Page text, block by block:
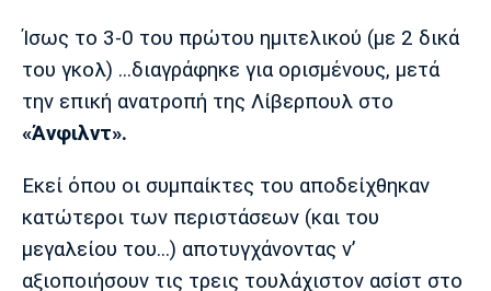
Ίσως το 3-0 του πρώτου ημιτελικού (με 2 δικά
του γκολ) ...διαγράφηκε για ορισμένους, μετά
την επική ανατροπή της Λίβερπουλ στο
«Άνφιλντ».
Εκεί όπου οι συμπαίκτες του αποδείχθηκαν
κατώτεροι των περιστάσεων (και του
μεγαλείου του...) αποτυγχάνοντας ν’
αξιοποιήσουν τις τρεις τουλάχιστον ασίστ στο